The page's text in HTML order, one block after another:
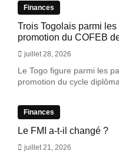
Finances
Trois Togolais parmi
promotion du COFEB
juillet 28, 2026
Le Togo figure parmi les
promotion du cycle
Finances
Le FMI a-t-il changé ?
juillet 21, 2026